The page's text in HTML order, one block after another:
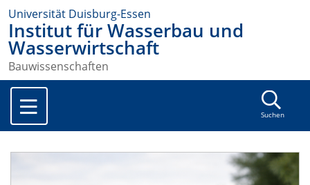
Universität Duisburg-Essen
Institut für Wasserbau und
Wasserwirtschaft
Bauwissenschaften
Suchen